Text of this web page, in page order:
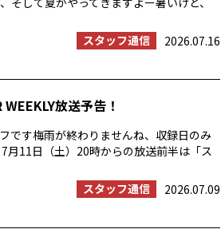
スタッフ通信
2026.07.16
放送予告！
です梅雨が終わりませんね、収録日のみ
月11日（土）20時からの放送前半は「ス
スタッフ通信
2026.07.09